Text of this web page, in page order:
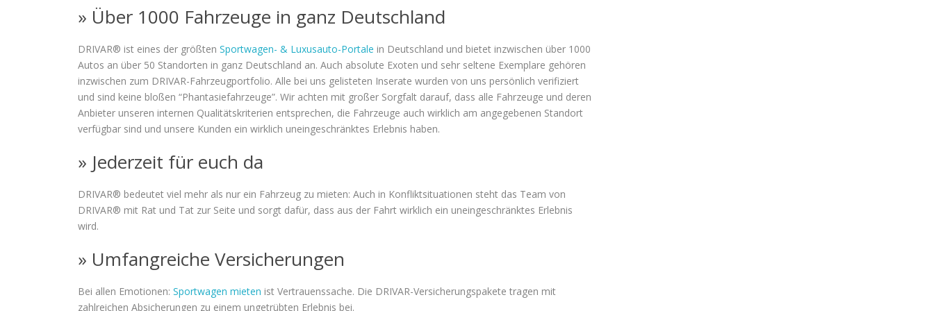
» Über 1000 Fahrzeuge in ganz Deutschland
DRIVAR® ist eines der größten Sportwagen- & Luxusauto-Portale in Deutschland und bietet inzwischen über 1000
Autos an über 50 Standorten in ganz Deutschland an. Auch absolute Exoten und sehr seltene Exemplare gehören
inzwischen zum DRIVAR-Fahrzeugportfolio. Alle bei uns gelisteten Inserate wurden von uns persönlich verifiziert
und sind keine bloßen “Phantasiefahrzeuge”. Wir achten mit großer Sorgfalt darauf, dass alle Fahrzeuge und deren
Anbieter unseren internen Qualitätskriterien entsprechen, die Fahrzeuge auch wirklich am angegebenen Standort
verfügbar sind und unsere Kunden ein wirklich uneingeschränktes Erlebnis haben.
» Jederzeit für euch da
DRIVAR® bedeutet viel mehr als nur ein Fahrzeug zu mieten: Auch in Konfliktsituationen steht das Team von
DRIVAR® mit Rat und Tat zur Seite und sorgt dafür, dass aus der Fahrt wirklich ein uneingeschränktes Erlebnis
wird.
» Umfangreiche Versicherungen
Bei allen Emotionen: Sportwagen mieten ist Vertrauenssache. Die DRIVAR-Versicherungspakete tragen mit
zahlreichen Absicherungen zu einem ungetrübten Erlebnis bei.